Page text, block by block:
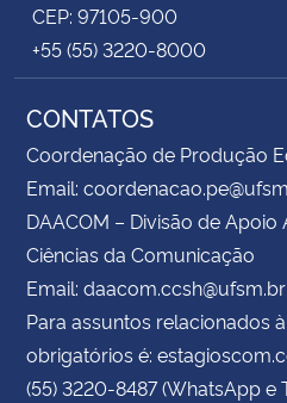
Gabinete de Segurança Institucional
Advocacia-Geral da União
CEP: 97105-900
+55 (55) 3220-8000
CONTATOS
Coordenação de Produção
Email:
DAACOM – Divisão de
Ciências da Comunicação
Email: daacom.ccsh@ufsm.br
Para assuntos relacionados
obrigatórios é:
(55) 3220-8487 (WhatsApp e